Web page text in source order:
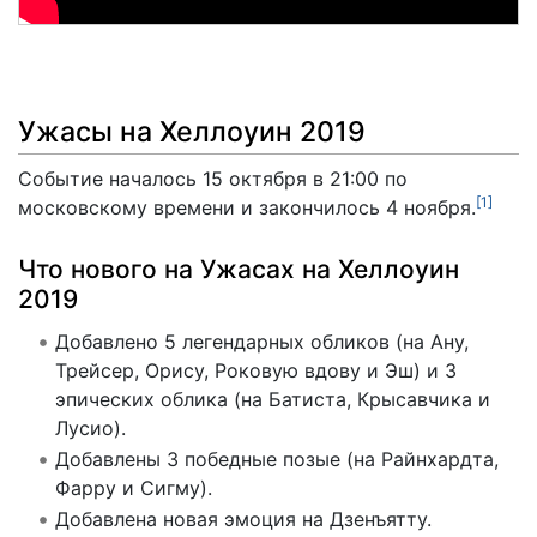
Ужасы на Хеллоуин 2019
Событие началось 15 октября в 21:00 по
московскому времени и закончилось 4 ноября.[1]
Что нового на Ужасах на Хеллоуин
2019
Добавлено 5 легендарных обликов (на Ану,
Трейсер, Орису, Роковую вдову и Эш) и 3
эпических облика (на Батиста, Крысавчика и
Лусио).
Добавлены 3 победные позые (на Райнхардта,
Фарру и Сигму).
Добавлена новая эмоция на Дзенъятту.